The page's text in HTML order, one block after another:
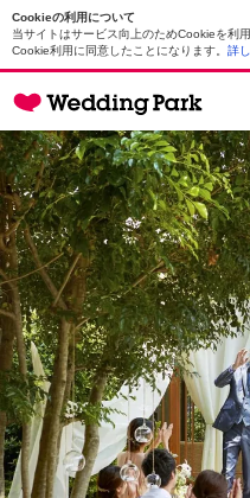
Cookieの利用について
当サイトはサービス向上のためCookieを利
Cookie利用に同意したことになります。 詳